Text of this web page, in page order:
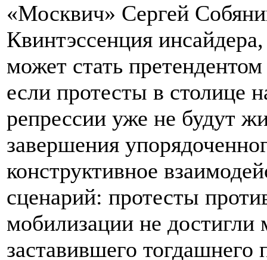
«Москвич» Сергей
Квинтэссенция
может стать
если протесты в столице
репрессии уже не будут
завершения
конструктивное
сценарий: протесты
мобилизации не
заставившего